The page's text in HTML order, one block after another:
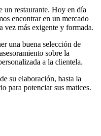
un restaurante. Hoy en día
encontrar en un mercado
vez más exigente y formada.
una buena selección de
sobre la
a la clientela.
su elaboración, hasta la
para potenciar sus matices.